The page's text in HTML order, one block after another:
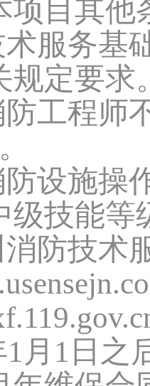
项目其他
术服务基
规定要求
防工程师
防设施操
级技能
防技术
1月1日